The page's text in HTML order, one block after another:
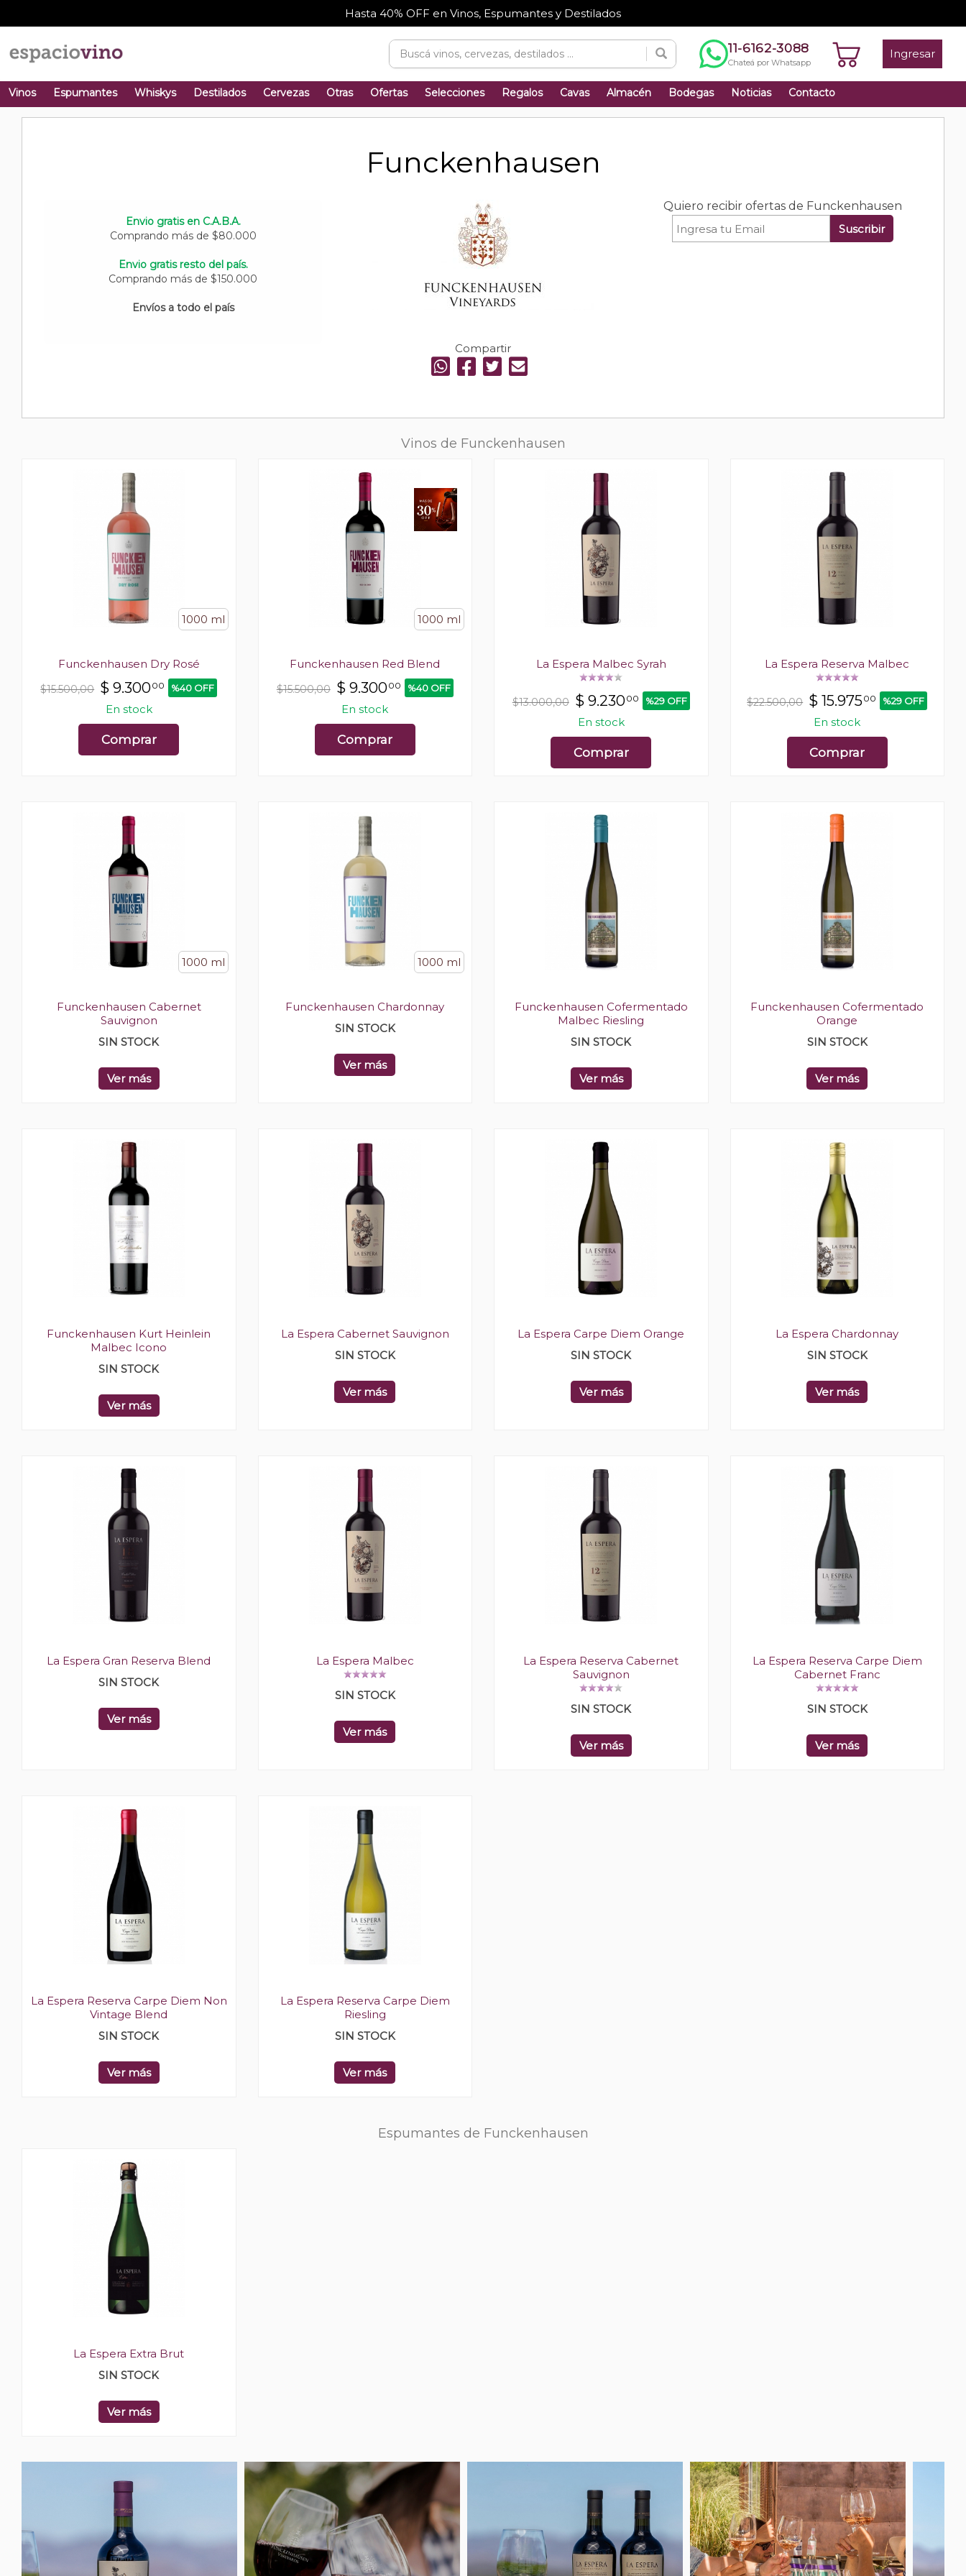
Hasta 40% OFF en Vinos, Espumantes y Destilados
11-6162-3088
Chateá por Whatsapp
Ingresar
Vinos Espumantes Whiskys Destilados Cervezas Otras Ofertas Selecciones Regalos Cavas Almacén Bodegas Noticias Contacto
Funckenhausen
Envio gratis en C.A.B.A.
Comprando más de $80.000
Envio gratis resto del país.
Comprando más de $150.000
Envíos a todo el país
Compartir
Quiero recibir ofertas de Funckenhausen
Suscribir
Vinos de Funckenhausen
1000 ml
Funckenhausen Dry Rosé
$15.500,00 $9.30000 %40 OFF
En stock
Comprar
1000 ml
Funckenhausen Red Blend
$15.500,00 $ 9.30000 %40 OFF
En stock
Comprar
La Espera Malbec Syrah
$13.000,00 $ 9.23000 %29 OFF
En stock
Comprar
La Espera Reserva Malbec
$22.500,00 $15.97500 %29 OFF
En stock
Comprar
1000 ml
Funckenhausen Cabernet
Sauvignon
SIN STOCK
Ver más
1000 ml
Funckenhausen Chardonnay
SIN STOCK
Ver más
Funckenhausen Cofermentado
Malbec Riesling
SIN STOCK
Ver más
Funckenhausen Cofermentado
Orange
SIN STOCK
Ver más
Funckenhausen Kurt Heinlein
Malbec Icono
SIN STOCK
Ver más
La Espera Cabernet Sauvignon
SIN STOCK
Ver más
La Espera Carpe Diem Orange
SIN STOCK
Ver más
La Espera Chardonnay
SIN STOCK
Ver más
La Espera Gran Reserva Blend
SIN STOCK
Ver más
La Espera Malbec
SIN STOCK
Ver más
La Espera Reserva Cabernet
Sauvignon
SIN STOCK
Ver más
La Espera Reserva Carpe Diem
Cabernet Franc
SIN STOCK
Ver más
La Espera Reserva Carpe Diem Non
Vintage Blend
SIN STOCK
Ver más
La Espera Reserva Carpe Diem
Riesling
SIN STOCK
Ver más
Espumantes de Funckenhausen
La Espera Extra Brut
SIN STOCK
Ver más